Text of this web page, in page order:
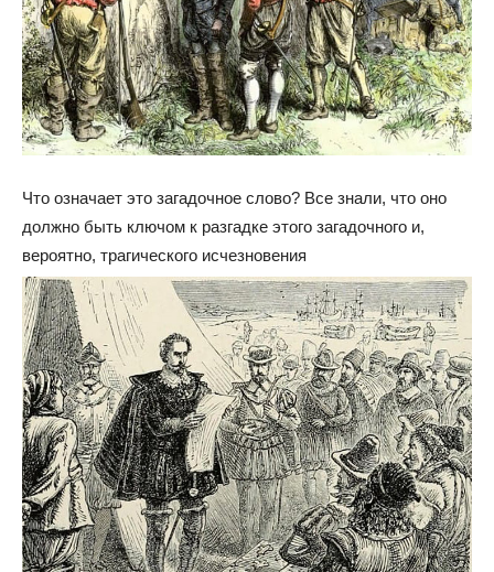
Что означает это загадочное слово? Все знали, что оно
должно быть ключом к разгадке этого загадочного и,
вероятно, трагического исчезновения